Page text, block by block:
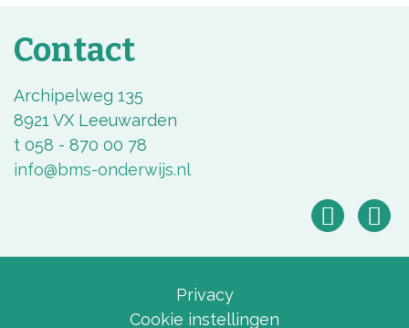
Contact
Archipelweg 135
8921 VX Leeuwarden
t 058 - 870 00 78
info@bms-onderwijs.nl
Privacy
Cookie instellingen